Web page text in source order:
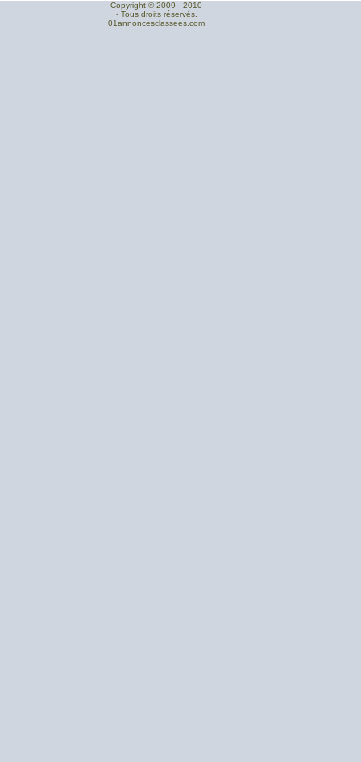
Copyright © 2009 - 2010
- Tous droits réservés.
01annoncesclassees.com